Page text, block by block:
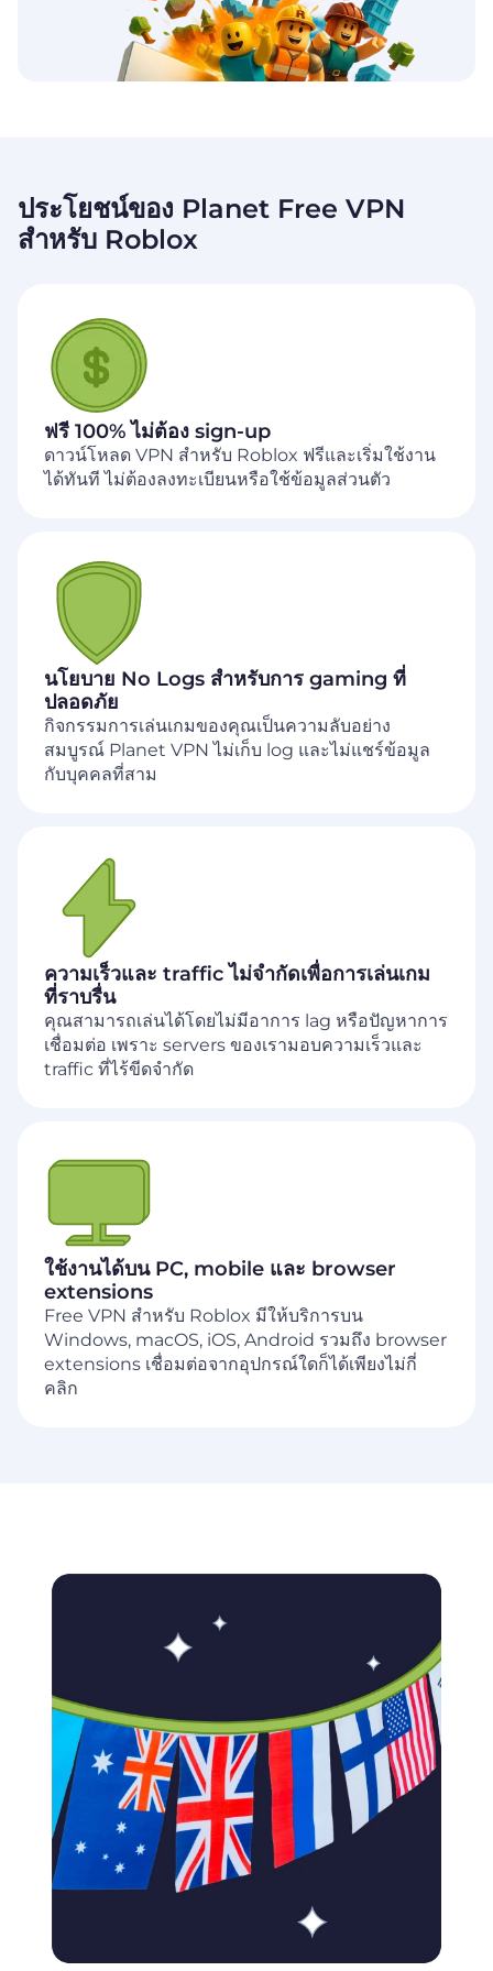
ประโยชน์ของ Planet Free VPN
สำหรับ Roblox
ฟรี 100% ไม่ต้อง sign-up
ดาวน์โหลด VPN สำหรับ Roblox ฟรีและเริ่มใช้งาน
ได้ทันที ไม่ต้องลงทะเบียนหรือใช้ข้อมูลส่วนตัว
นโยบาย No Logs สำหรับการ gaming ที่
ปลอดภัย
กิจกรรมการเล่นเกมของคุณเป็นความลับอย่าง
สมบูรณ์ Planet VPN ไม่เก็บ log และไม่แชร์ข้อมูล
กับบุคคลที่สาม
ความเร็วและ traffic ไม่จำกัดเพื่อการเล่นเกม
ที่ราบรื่น
คุณสามารถเล่นได้โดยไม่มีอาการ lag หรือปัญหาการ
เชื่อมต่อ เพราะ servers ของเรามอบความเร็วและ
traffic ที่ไร้ขีดจำกัด
ใช้งานได้บน PC, mobile และ browser
extensions
Free VPN สำหรับ Roblox มีให้บริการบน
Windows, macOS, iOS, Android รวมถึง browser
extensions เชื่อมต่อจากอุปกรณ์ใดก็ได้เพียงไม่กี่
คลิก